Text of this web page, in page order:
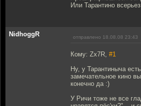
Или Тарантино
NidhoggR отправлено 18.08.08 23:43
Кому: Zx7R, #1
Ну, у Тарантиныча
замечательное кино
конечно да :)
У Ричи тоже не все